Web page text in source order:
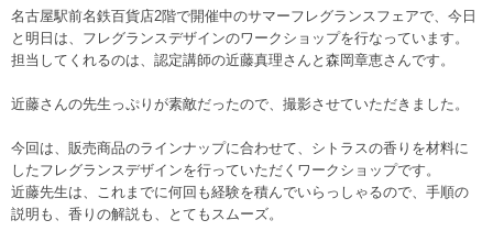
名古屋駅前名鉄百貨店2階で開催中のサマーフレグランスフェアで、今日
と明日は、フレグランスデザインのワークショップを行なっています。
担当してくれるのは、認定講師の近藤真理さんと森岡章恵さんです。
近藤さんの先生っぷりが素敵だったので、撮影させていただきました。
今回は、販売商品のラインナップに合わせて、シトラスの香りを材料に
したフレグランスデザインを行っていただくワークショップです。
近藤先生は、これまでに何回も経験を積んでいらっしゃるので、手順の
説明も、香りの解説も、とてもスムーズ。